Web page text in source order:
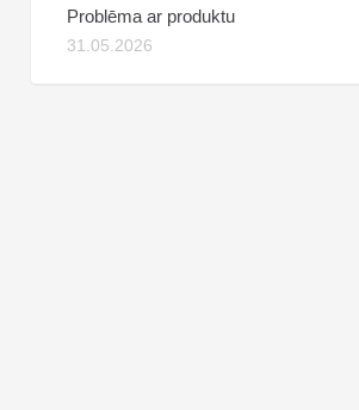
Problēma ar produktu
31.05.2026